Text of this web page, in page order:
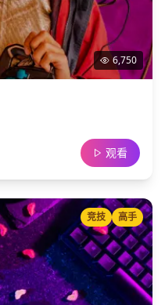
6,750
观看
竞技 高手